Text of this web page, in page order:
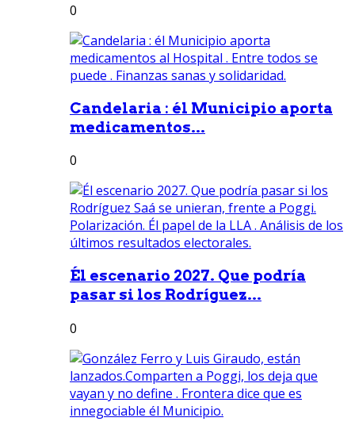
0
Candelaria : él Municipio aporta
medicamentos...
0
Él escenario 2027. Que podría
pasar si los Rodríguez...
0